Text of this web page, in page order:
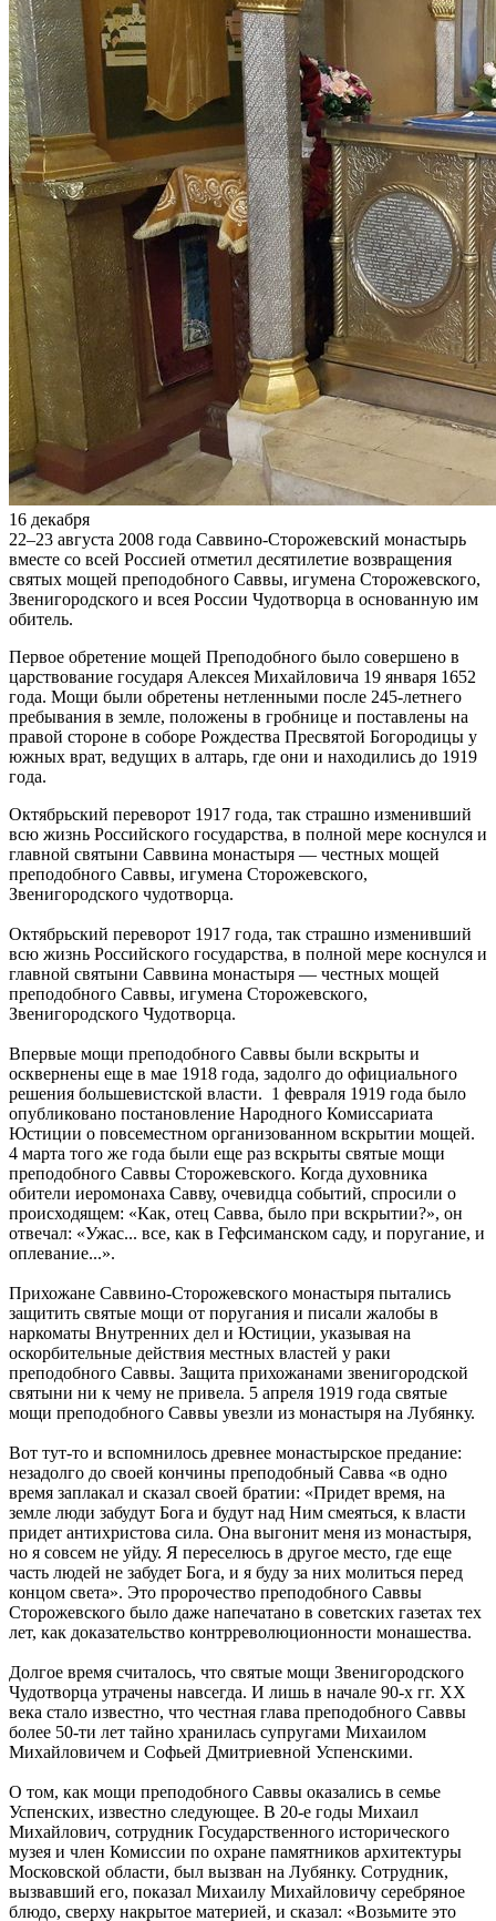
16 декабря
22–23 августа 2008 года Саввино-Сторожевский монастырь
вместе со всей Россией отметил десятилетие возвращения
святых мощей преподобного Саввы, игумена Сторожевского,
Звенигородского и всея России Чудотворца в основанную им
обитель.
Первое обретение мощей Преподобного было совершено в
царствование государя Алексея Михайловича 19 января 1652
года. Мощи были обретены нетленными после 245-летнего
пребывания в земле, положены в гробнице и поставлены на
правой стороне в соборе Рождества Пресвятой Богородицы у
южных врат, ведущих в алтарь, где они и находились до 1919
года.
Октябрьский переворот 1917 года, так страшно изменивший
всю жизнь Российского государства, в полной мере коснулся и
главной святыни Саввина монастыря — честных мощей
преподобного Саввы, игумена Сторожевского,
Звенигородского чудотворца.
Октябрьский переворот 1917 года, так страшно изменивший
всю жизнь Российского государства, в полной мере коснулся и
главной святыни Саввина монастыря — честных мощей
преподобного Саввы, игумена Сторожевского,
Звенигородского Чудотворца.
Впервые мощи преподобного Саввы были вскрыты и
осквернены еще в мае 1918 года, задолго до официального
решения большевистской власти. 1 февраля 1919 года было
опубликовано постановление Народного Комиссариата
Юстиции о повсеместном организованном вскрытии мощей.
4 марта того же года были еще раз вскрыты святые мощи
преподобного Саввы Сторожевского. Когда духовника
обители иеромонаха Савву, очевидца событий, спросили о
происходящем: «Как, отец Савва, было при вскрытии?», он
отвечал: «Ужас... все, как в Гефсиманском саду, и поругание, и
оплевание...».
Прихожане Саввино-Сторожевского монастыря пытались
защитить святые мощи от поругания и писали жалобы в
наркоматы Внутренних дел и Юстиции, указывая на
оскорбительные действия местных властей у раки
преподобного Саввы. Защита прихожанами звенигородской
святыни ни к чему не привела. 5 апреля 1919 года святые
мощи преподобного Саввы увезли из монастыря на Лубянку.
Вот тут-то и вспомнилось древнее монастырское предание:
незадолго до своей кончины преподобный Савва «в одно
время заплакал и сказал своей братии: «Придет время, на
земле люди забудут Бога и будут над Ним смеяться, к власти
придет антихристова сила. Она выгонит меня из монастыря,
но я совсем не уйду. Я переселюсь в другое место, где еще
часть людей не забудет Бога, и я буду за них молиться перед
концом света». Это пророчество преподобного Саввы
Сторожевского было даже напечатано в советских газетах тех
лет, как доказательство контрреволюционности монашества.
Долгое время считалось, что святые мощи Звенигородского
Чудотворца утрачены навсегда. И лишь в начале 90-х гг. XX
века стало известно, что честная глава преподобного Саввы
более 50-ти лет тайно хранилась супругами Михаилом
Михайловичем и Софьей Дмитриевной Успенскими.
О том, как мощи преподобного Саввы оказались в семье
Успенских, известно следующее. В 20-е годы Михаил
Михайлович, сотрудник Государственного исторического
музея и член Комиссии по охране памятников архитектуры
Московской области, был вызван на Лубянку. Сотрудник,
вызвавший его, показал Михаилу Михайловичу серебряное
блюдо, сверху накрытое материей, и сказал: «Возьмите это